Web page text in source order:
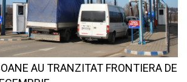
AU TRANZITAT FRONTIERA DE